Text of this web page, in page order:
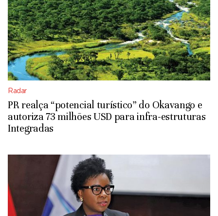
Radar
PR realça “potencial turístico” do Okavango e
autoriza 73 milhões USD para infra-estruturas
Integradas